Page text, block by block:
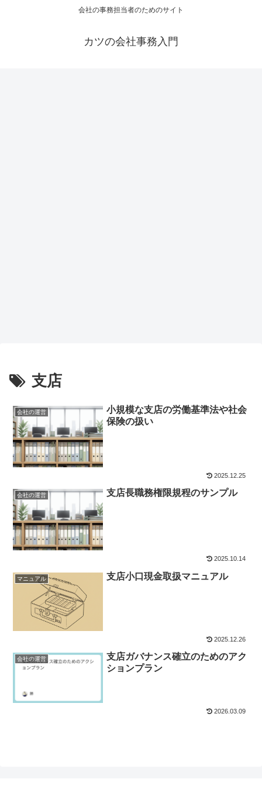
会社の事務担当者のためのサイト
カツの会社事務入門
支店
会社の運営
小規模な支店の労働基準法や社会
保険の扱い
2025.12.25
会社の運営 支店長職務権限規程のサンプル
2025.10.14
マニュアル 支店小口現金取扱マニュアル
2025.12.26
会社の運営
支店ガバナンス確立のためのアク
ションプラン
2026.03.09